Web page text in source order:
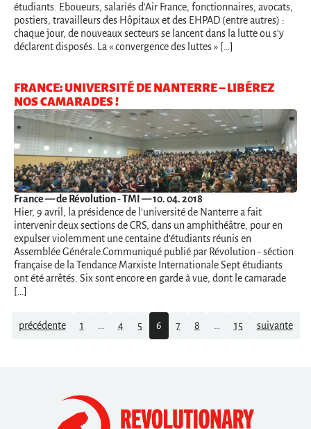
étudiants. Eboueurs, salariés d’Air France, fonctionnaires, avocats,
postiers, travailleurs des Hôpitaux et des EHPAD (entre autres) :
chaque jour, de nouveaux secteurs se lancent dans la lutte ou s’y
déclarent disposés. La « convergence des luttes » […]
FRANCE: UNIVERSITÉ DE NANTERRE – LIBÉREZ
NOS CAMARADES !
France— de Révolution - TMI — 10. 04. 2018
Hier, 9 avril, la présidence de l’université de Nanterre a fait
intervenir deux sections de CRS, dans un amphithéâtre, pour en
expulser violemment une centaine d’étudiants réunis en
Assemblée Générale.Communiqué publié par Révolution - séction
française de la Tendance Marxiste Internationale Sept étudiants
ont été arrêtés. Six sont encore en garde à vue, dont le camarade
[…]
Navigation
précédente 1 4 5 6 7 8 15 suivante